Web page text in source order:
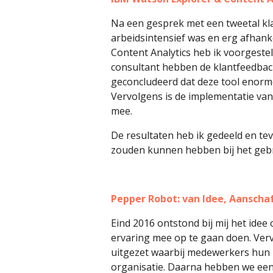
Na een gesprek met een tweetal
arbeidsintensief was en erg
Content Analytics heb ik
consultant hebben de
geconcludeerd dat deze tool
Vervolgens is de implementatie
mee.
De resultaten heb ik gedeeld en
zouden kunnen hebben bij het
Pepper Robot: van Idee,
Eind 2016 ontstond bij mij het
ervaring mee op te gaan doen.
uitgezet waarbij medewerkers
organisatie. Daarna hebben we